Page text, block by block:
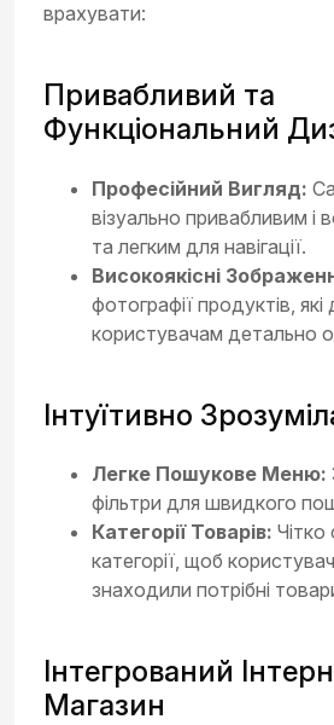
врахувати:
Привабливий та
Функціональний
Професійний Вигляд:
візуально привабливим і
та легким для навігації.
Високоякісні
фотографії продуктів,
користувачам детально
Інтуїтивно
Легке Пошукове Меню:
фільтри для швидкого
Категорії Товарів: Чітко
категорії, щоб
знаходили потрібні
Інтегрований
Магазин